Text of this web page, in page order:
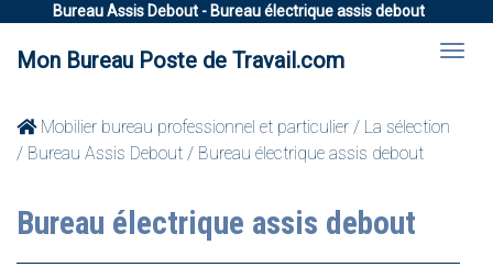
Bureau Assis Debout - Bureau électrique assis debout
Mon Bureau Poste de Travail.com
Mobilier bureau professionnel et particulier / La sélection
/ Bureau Assis Debout / Bureau électrique assis debout
Bureau électrique assis debout